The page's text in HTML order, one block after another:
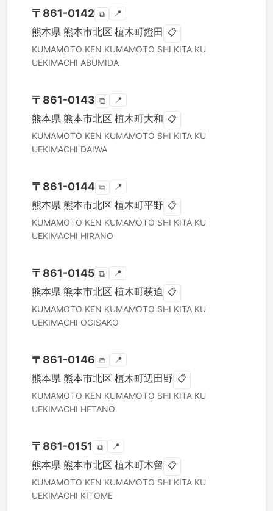
〒 861-0142 ⧉ 📍
熊本県 熊本市北区 植木町鐙田 📋
KUMAMOTO KEN KUMAMOTO SHI KITA KU
UEKIMACHI ABUMIDA
〒 861-0143 ⧉ 📍
熊本県 熊本市北区 植木町大和 📋
KUMAMOTO KEN KUMAMOTO SHI KITA KU
UEKIMACHI DAIWA
〒 861-0144 ⧉ 📍
熊本県 熊本市北区 植木町平野 📋
KUMAMOTO KEN KUMAMOTO SHI KITA KU
UEKIMACHI HIRANO
〒 861-0145 ⧉ 📍
熊本県 熊本市北区 植木町荻迫 📋
KUMAMOTO KEN KUMAMOTO SHI KITA KU
UEKIMACHI OGISAKO
〒 861-0146 ⧉ 📍
熊本県 熊本市北区 植木町辺田野 📋
KUMAMOTO KEN KUMAMOTO SHI KITA KU
UEKIMACHI HETANO
〒 861-0151 ⧉ 📍
熊本県 熊本市北区 植木町木留 📋
KUMAMOTO KEN KUMAMOTO SHI KITA KU
UEKIMACHI KITOME